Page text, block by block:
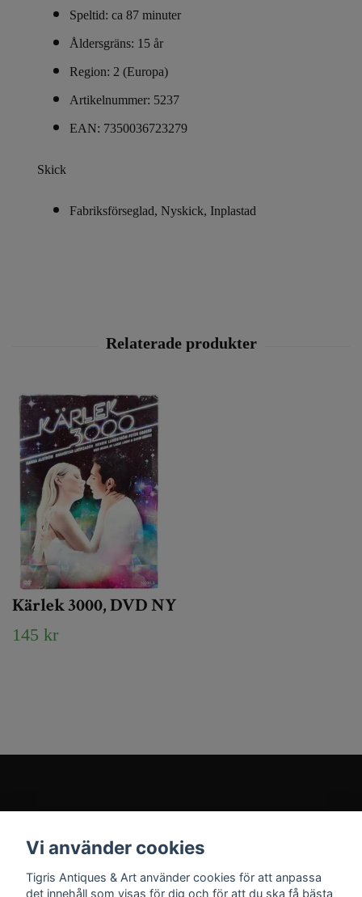
Speltid: ca 87 minuter
Åldersgräns: 15 år
Region: 2 (Europa)
Artikelnummer: 5237
EAN: 7350036723279
Skick
Fabriksförseglad, Nyskick, Inplastad
Kärlek 3000, DVD NY
145 kr
Sociala medier
Vi använder cookies
Tigris Antiques & Art använder cookies för att anpassa
det innehåll som visas för dig och för att du ska få bästa